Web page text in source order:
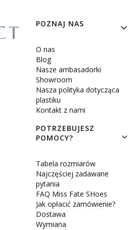
Linki w stopce
POZNAJ NAS
O nas
Blog
Nasze ambasadorki
Showroom
Nasza polityka dotycząca
plastiku
Kontakt z nami
POTRZEBUJESZ
POMOCY?
Tabela rozmiarów
Najczęściej zadawane
pytania
FAQ Miss Fate SHoes
Jak opłacić zamówienie?
Dostawa
Wymiana